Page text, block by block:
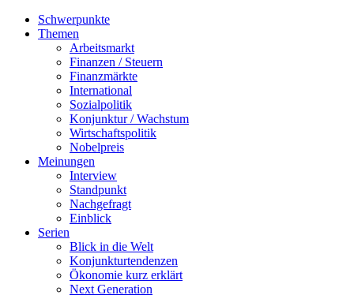
Schwerpunkte
Themen
Arbeitsmarkt
Finanzen / Steuern
Finanzmärkte
International
Sozialpolitik
Konjunktur / Wachstum
Wirtschaftspolitik
Nobelpreis
Meinungen
Interview
Standpunkt
Nachgefragt
Einblick
Serien
Blick in die Welt
Konjunkturtendenzen
Ökonomie kurz erklärt
Next Generation